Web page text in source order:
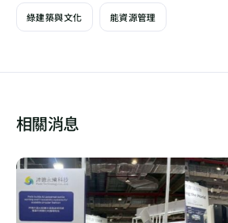
綠建築與文化 能資源管理
相關消息